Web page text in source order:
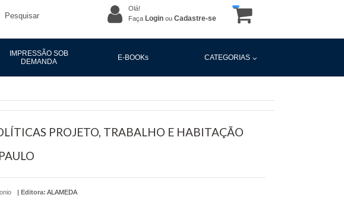
Pesquisar
Olá!
Faça Login ou Cadastre-se
IMPRESSÃO SOB
DEMANDA
E-BOOKs CATEGORIAS
PROJETO, TRABALHO E HABITAÇÃO
| Editora: ALAMEDA